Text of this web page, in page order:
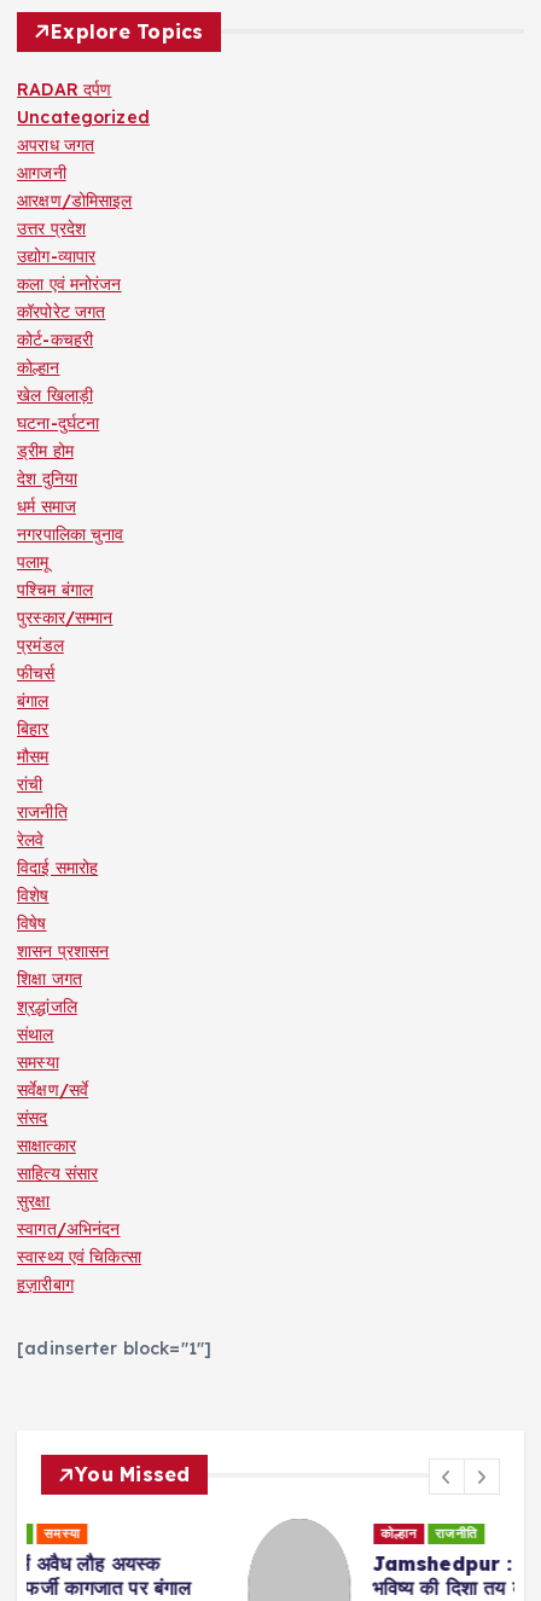
Explore Topics
RADAR दर्पण
Uncategorized
अपराध जगत
आगजनी
आरक्षण/डोमिसाइल
उत्तर प्रदेश
उद्योग-व्यापार
कला एवं मनोरंजन
कॉरपोरेट जगत
कोर्ट-कचहरी
कोल्हान
खेल खिलाड़ी
घटना-दुर्घटना
ड्रीम होम
देश दुनिया
धर्म समाज
नगरपालिका चुनाव
पलामू
पश्चिम बंगाल
पुरस्कार/सम्मान
प्रमंडल
फीचर्स
बंगाल
बिहार
मौसम
रांची
राजनीति
रेलवे
विदाई समारोह
विशेष
विषेष
शासन प्रशासन
शिक्षा जगत
श्रद्धांजलि
संथाल
समस्या
सर्वेक्षण/सर्वे
संसद
साक्षात्कार
साहित्य संसार
सुरक्षा
स्वागत/अभिनंदन
स्वास्थ्य एवं चिकित्सा
हज़ारीबाग
[adinserter block="1"]
You Missed
राजनीति
Jamshedpur : युवा शक्ति ही झारखंड के
भविष्य की दिशा तय करेगी : सुदेश कुमार महतो